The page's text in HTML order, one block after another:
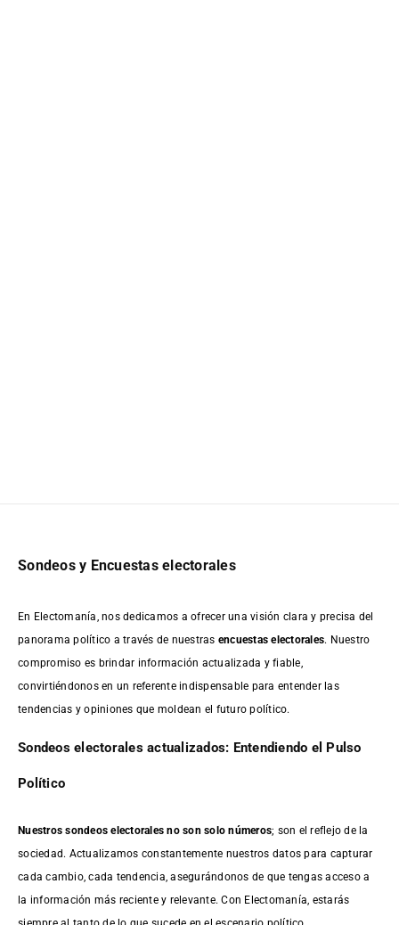
Sondeos y Encuestas electorales
En Electomanía, nos dedicamos a ofrecer una visión clara y precisa del
panorama político a través de nuestras encuestas electorales. Nuestro
compromiso es brindar información actualizada y fiable,
convirtiéndonos en un referente indispensable para entender las
tendencias y opiniones que moldean el futuro político.
Sondeos electorales actualizados: Entendiendo el Pulso
Político
Nuestros sondeos electorales no son solo números; son el reflejo de la
sociedad. Actualizamos constantemente nuestros datos para capturar
cada cambio, cada tendencia, asegurándonos de que tengas acceso a
la información más reciente y relevante. Con Electomanía, estarás